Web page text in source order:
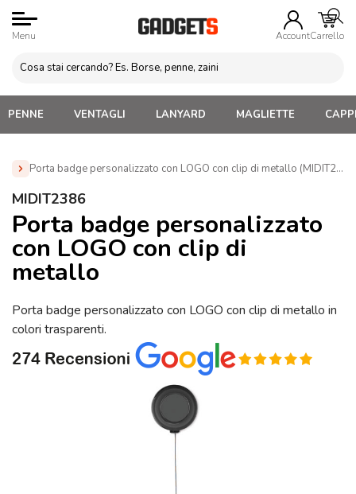
Menu AccountCarrello
PENNE VENTAGLI LANYARD MAGLIETTE
Porta badge personalizzato con LOGO con clip di metallo
Home » Lacci da collo personalizzati
LOGO con clip di metallo (MIDIT2386)
MIDIT2386
Porta badge personalizzato
con LOGO con clip di
metallo
Porta badge personalizzato con LOGO con clip di metallo in
colori trasparenti.